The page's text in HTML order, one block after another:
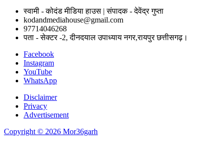
स्वामी - कोदंड मीडिया हाउस | संपादक - देवेंद्र गुप्ता
kodandmediahouse@gmail.com
97714046268
पता - सेक्टर -2, दीनदयाल उपाध्याय नगर,रायपुर छत्तीसगढ़।
Facebook
Instagram
YouTube
WhatsApp
Disclaimer
Privacy
Advertisement
Copyright © 2026 Mor36garh